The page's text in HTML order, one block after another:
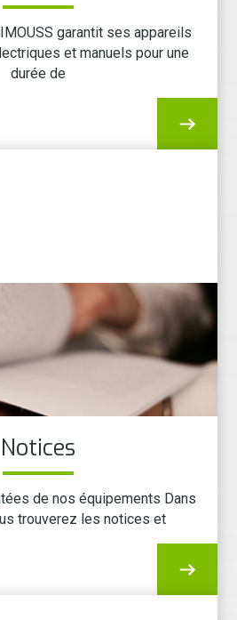
garantit ses appareils
et manuels pour une
durée de
Notices
de nos équipements Dans
trouverez les notices et